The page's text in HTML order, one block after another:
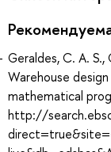
Geraldes, C. A.
Warehouse
mathematical
http://